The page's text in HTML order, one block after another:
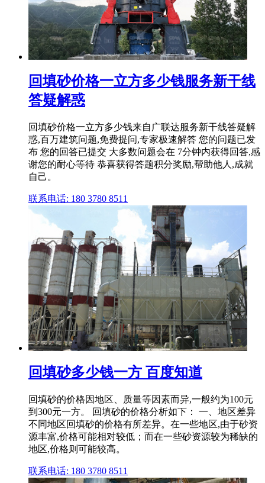
回填砂价格一立方多少钱服务新干线
答疑解惑
回填砂价格一立方多少钱来自广联达服务新干线答疑解
惑,百万建筑问题,免费提问,专家极速解答 您的问题已发
布 您的回答已提交 大多数问题会在 7分钟内获得回答,感
谢您的耐心等待 恭喜获得答题积分奖励,帮助他人,成就
自己。
联系电话: 180 3780 8511
回填砂多少钱一方 百度知道
回填砂的价格因地区、质量等因素而异,一般约为100元
到300元一方。 回填砂的价格分析如下： 一、地区差异
不同地区回填砂的价格有所差异。在一些地区,由于砂资
源丰富,价格可能相对较低；而在一些砂资源较为稀缺的
地区,价格则可能较高。
联系电话: 180 3780 8511